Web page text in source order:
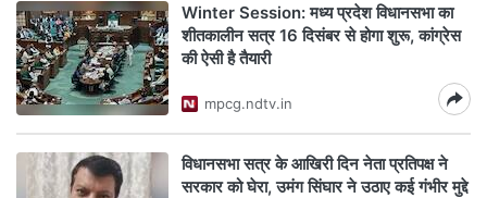
Winter Session: मध्य प्रदेश विधानसभा का
शीतकालीन सत्र 16 दिसंबर से होगा शुरू, कांग्रेस
की ऐसी है तैयारी
mpcg.ndtv.in
विधानसभा सत्र के आखिरी दिन नेता प्रतिपक्ष ने
सरकार को घेरा, उमंग सिंघार ने उठाए कई गंभीर मुद्दे